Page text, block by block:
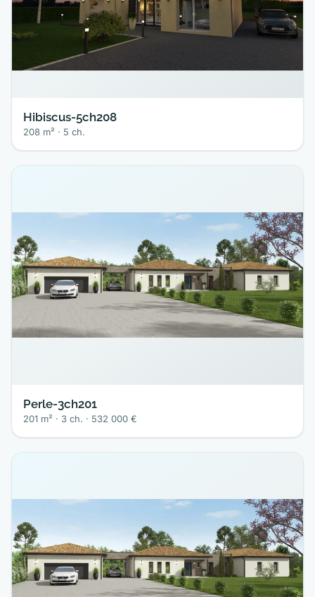
Hibiscus-5ch208
208 m² · 5 ch.
Perle-3ch201
201 m² · 3 ch. · 532 000 €